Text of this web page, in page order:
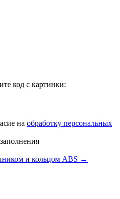
код с картинки:
на обработку персональных
и кольцом ABS →